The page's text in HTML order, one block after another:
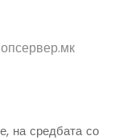
опсервер.мк
на средбата со